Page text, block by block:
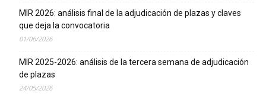
MIR 2026: análisis final de la adjudicación de plazas y claves
que deja la convocatoria
01/06/2026
MIR 2025-2026: análisis de la tercera semana de adjudicación
de plazas
24/05/2026